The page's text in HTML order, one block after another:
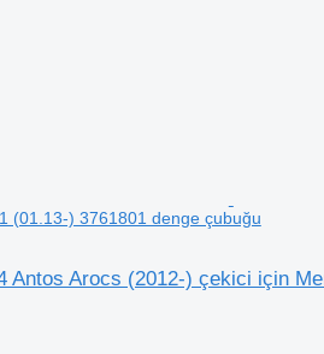
(01.13-) 3761801 denge çubuğu
Antos Arocs (2012-) çekici için